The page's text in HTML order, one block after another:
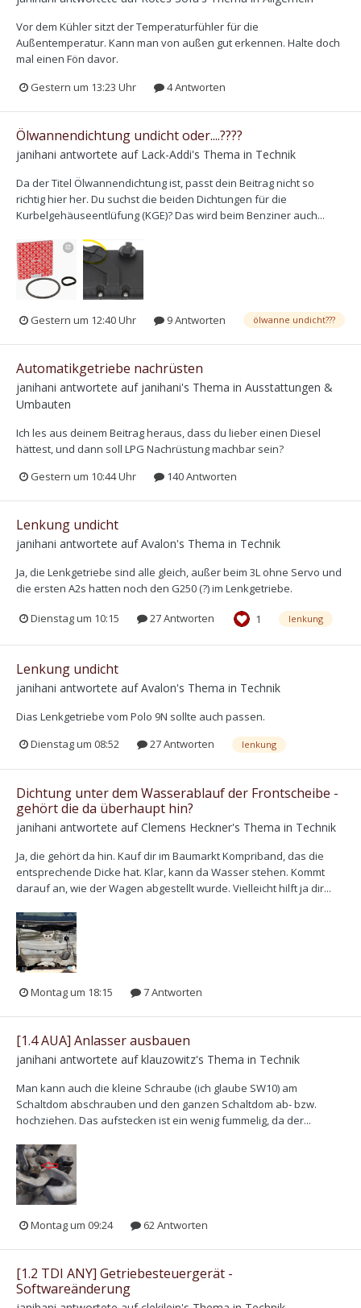
Vor dem Kühler sitzt der Temperaturfühler für die
Außentemperatur. Kann man von außen gut erkennen. Halte doch
mal einen Fön davor.
Gestern um 13:23 Uhr
4 Antworten
Ölwannendichtung undicht oder....????
janihani antwortete auf Lack-Addi's Thema in Technik
Da der Titel Ölwannendichtung ist, passt dein Beitrag nicht so
richtig hier her. Du suchst die beiden Dichtungen für die
Kurbelgehäuseentlüfung (KGE)? Das wird beim Benziner auch...
Gestern um 12:40 Uhr 9 Antworten ölwanne undicht???
Automatikgetriebe nachrüsten
janihani antwortete auf janihani's Thema in Ausstattungen &
Umbauten
Ich les aus deinem Beitrag heraus, dass du lieber einen Diesel
hättest, und dann soll LPG Nachrüstung machbar sein?
Gestern um 10:44 Uhr
140 Antworten
Lenkung undicht
janihani antwortete aufAvalon's Thema in Technik
Ja, die Lenkgetriebe sind alle gleich, außer beim 3L ohne Servo und
die ersten A2s hatten noch den G250 (?) im Lenkgetriebe.
Dienstag um 10:15 27 Antworten 1 lenkung
Lenkung undicht
janihani antwortete aufAvalon's Thema in Technik
Dias Lenkgetriebe vom Polo 9N sollte auch passen.
Dienstag um 08:52
27 Antworten lenkung
Dichtung unter dem Wasserablauf der Frontscheibe -
gehört die da überhaupt hin?
janihani antwortete aufClemens Heckner's Thema in Technik
Ja, die gehört da hin. Kauf dir im Baumarkt Kompriband, das die
entsprechende Dicke hat. Klar, kann da Wasser stehen. Kommt
darauf an, wie der Wagen abgestellt wurde. Vielleicht hilft ja dir...
Montag um 18:15 7 Antworten
[1.4 AUA] Anlasser ausbauen
janihani antwortete aufklauzowitz's Thema in Technik
Man kann auch die kleine Schraube (ich glaube SW10) am
Schaltdom abschrauben und den ganzen Schaltdom ab- bzw.
hochziehen. Das aufstecken ist ein wenig fummelig, da der...
Montag um 09:24 62 Antworten
[1.2 TDI ANY] Getriebesteuergerät -
Softwareänderung